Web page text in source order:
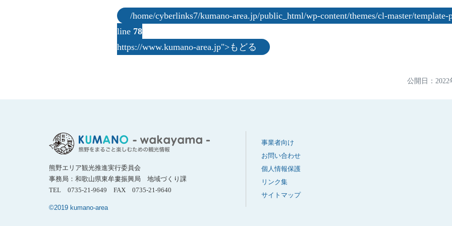
/home/cyberlinks7/kumano-area.jp/public_html/wp-content/themes/cl-master/
line 78
https://www.kumano-area.jp">もどる
公開日： 2022
熊野エリア観光推進実行委員会
事務局：和歌山県東牟婁振興局 地域づくり課
TEL 0735-21-9649 FAX 0735-21-9640
©2019 kumano-area
事業者向け
お問い合わせ
個人情報保護
リンク集
サイトマップ